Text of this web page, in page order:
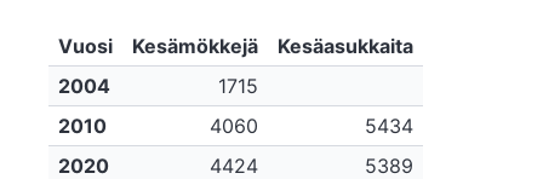
Vuosi Kesämökkejä
Kesäasukkaita
2004
1715
2010
4060
5434
2020
4424 5389